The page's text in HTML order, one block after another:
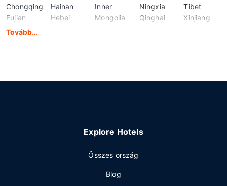
Chongqing
Fujian
Gansu
Hainan
Hebei
Inner
Mongolia
Ningxia
Qinghai
Tibet
Xinjiang
Tovább…
Explore Hotels
Összes ország
Blog